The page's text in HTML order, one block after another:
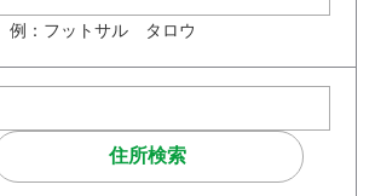
例：フットサル タロウ